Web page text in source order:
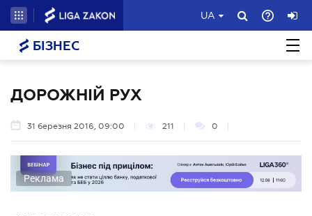
UA
БІЗНЕС
ДОРОЖНІЙ РУХ
31 березня 2016, 09:00 211 0
Реклама